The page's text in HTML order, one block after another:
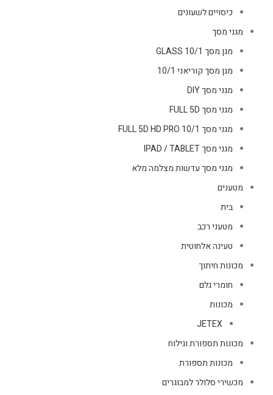
כיסויים לשעונים
מגני מסך
מגן מסך GLASS 10/1
מגן מסך קוריאני 10/1
מגני מסך DIY
מגני מסך FULL 5D
מגני מסך FULL 5D HD PRO 10/1
מגני מסך IPAD / TABLET
מגני מסך עדשות מצלמה מלא
מטענים
בית
מטעני רכב
טעינה אלחוטית
מכונות חיתוך
חומרי גלם
מכונות
JETEX
מכונות תספורת וגילוח
מכונות תספורת
מכשירי סלולר למבוגרים